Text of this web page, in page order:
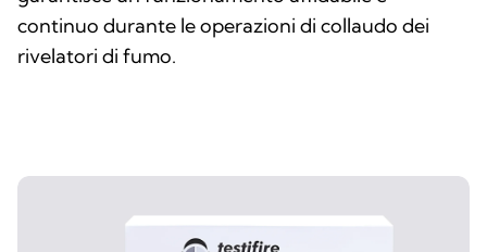
continuo durante le operazioni di collaudo dei
rivelatori di fumo.